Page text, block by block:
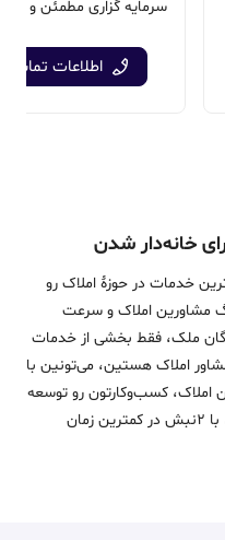
اطلاعات تماس
کاربردی‌ترین خدمات در حوزۀ املاک رو
مشاورین املاک و سرعت
ملک، فقط بخشی از خدمات
املاک هستین، می‌تونین با
کسب‌وکارتون رو توسعه
بدین و اگر هم مالک یا خریدار هستین، با 2نبش در کمترین زمان